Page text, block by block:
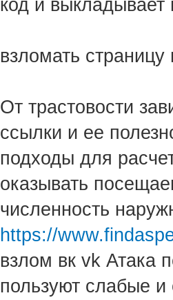
код и выкладывает
взломать страницу
От трастовости
ссылки и ее
подходы для
оказывать
численность
https://
взлом вк vk Атака
пользуют слабые и